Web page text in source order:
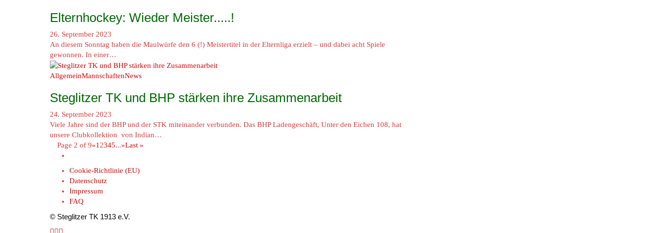
Elternhockey: Wieder Meister.....!
26. September 2023
An diesem Sonntag haben die Maulwürfe den 6 (!) Meistertitel in der Elternliga erzielt – und dabei acht Spiele
gewonnen. In einer…
AllgemeinMannschaftenNews
Steglitzer TK und BHP stärken ihre Zusammenarbeit
24. September 2023
Viele Jahre sind der BHP und der STK miteinander verbunden. Das BHP Ladengeschäft, Unter den Eichen 108, hat
unsere Clubkollektion von Indian…
Page 2 of 9«1 2345...»Last »
Cookie-Richtlinie (EU)
Datenschutz
Impressum
FAQ
© Steglitzer TK 1913 e.V.